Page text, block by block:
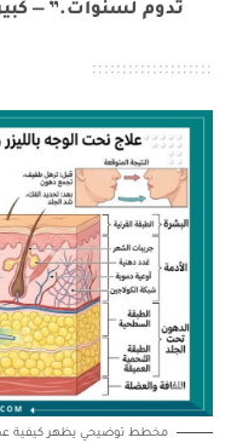
تدوم لسنوات.” —
مخطط توضيحي يظهر كيفية عمل